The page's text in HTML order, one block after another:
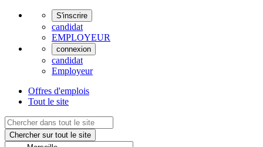
S'inscrire
candidat
EMPLOYEUR
connexion
candidat
Employeur
Offres d'emplois
Tout le site